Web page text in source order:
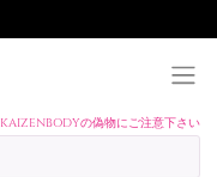
KAIZENBODYの偽物にご注意下さい